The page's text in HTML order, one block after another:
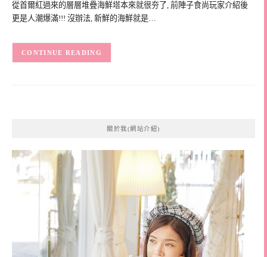
從首爾紅過來的層層堆疊海鮮塔本來就很夯了, 前陣子食尚玩家介紹後
更是人潮爆滿!!! 沒辦法, 新鮮的海鮮就是…
CONTINUE READING
關於我(網站介紹)